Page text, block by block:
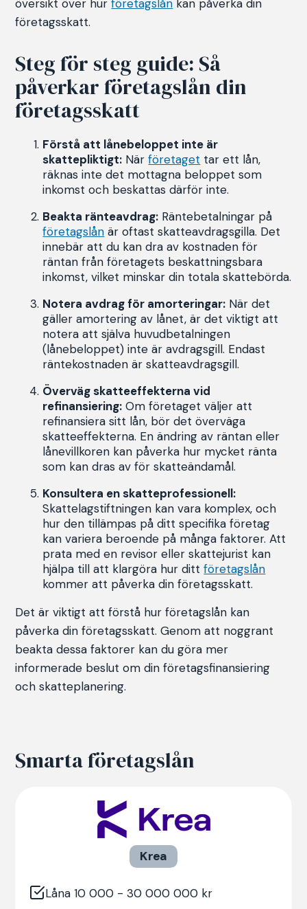
översikt över hurföretagslån kan påverka din
företagsskatt.
Steg för steg guide: Så
påverkar företagslån din
företagsskatt
Förstå att lånebeloppet inte är
skattepliktigt: Närföretaget tar ett lån,
räknas inte det mottagna beloppet som
inkomst och beskattas därför inte.
Beakta ränteavdrag: Räntebetalningar på
företagslån är oftast skatteavdragsgilla. Det
innebär att du kan dra av kostnaden för
räntan från företagets beskattningsbara
inkomst, vilket minskar din totala skattebörda.
Notera avdrag för amorteringar: När det
gäller amortering av lånet, är det viktigt att
notera att själva huvudbetalningen
(lånebeloppet) inte är avdragsgill. Endast
räntekostnaden är skatteavdragsgill.
Överväg skatteeffekterna vid
refinansiering: Om företaget väljer att
refinansiera sitt lån, bör det överväga
skatteeffekterna. En ändring av räntan eller
lånevillkoren kan påverka hur mycket ränta
som kan dras av för skatteändamål.
Konsultera en skatteprofessionell:
Skattelagstiftningen kan vara komplex, och
hur den tillämpas på ditt specifika företag
kan variera beroende på många faktorer. Att
prata med en revisor eller skattejurist kan
hjälpa till att klargöra hur dittföretagslån
kommer att påverka din företagsskatt.
Det är viktigt att förstå hur företagslån kan
påverka din företagsskatt. Genom att noggrant
beakta dessa faktorer kan du göra mer
informerade beslut om din företagsfinansiering
och skatteplanering.
Smarta företagslån
Krea
Låna 10 000 - 30 000 000 kr